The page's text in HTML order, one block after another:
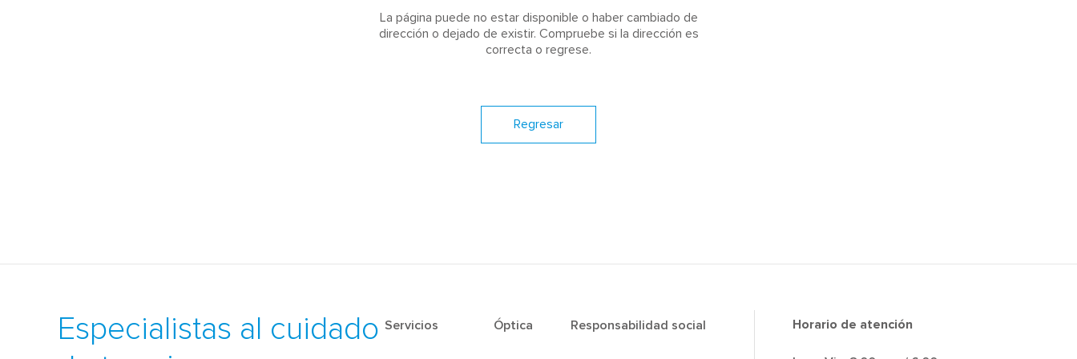
La página puede no estar disponible o haber cambiado de
dirección o dejado de existir. Compruebe si la dirección es
correcta o regrese.
Regresar
Especialistas al cuidado Servicios Óptica Responsabilidad social Horario de atención